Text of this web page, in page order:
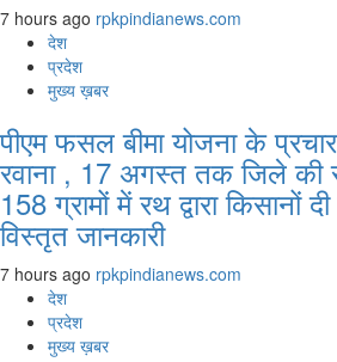
7 hours ago rpkpindianews.com
देश
प्रदेश
मुख्य ख़बर
पीएम फसल बीमा योजना के
रवाना , 17 अगस्त तक जिले की
158 ग्रामों में रथ द्वारा किसानों
विस्तृत जानकारी
7 hours ago rpkpindianews.com
देश
प्रदेश
मुख्य ख़बर